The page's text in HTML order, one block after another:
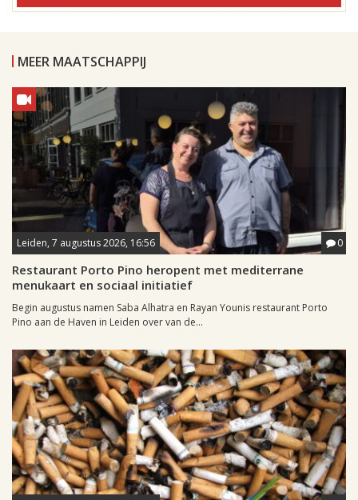
MEER MAATSCHAPPIJ
Leiden, 7 augustus 2026, 16:56 0
Restaurant Porto Pino heropent met mediterrane
menukaart en sociaal initiatief
Begin augustus namen Saba Alhatra en Rayan Younis restaurant Porto
Pino aan de Haven in Leiden over van de...